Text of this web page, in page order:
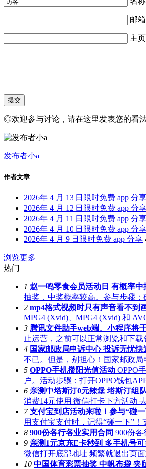
邮箱
主页
◎欢迎参与讨论，请在这里发表您的看法
发布者小a
作者文章
2026年 4 月 13 日限时免费 app 分享
2026年 4 月 12 日限时免费 app 分享
2026年 4 月 11 日限时免费 app 分享
2026年 4 月 10 日限时免费 app 分享
2026年 4 月 9 日限时免费 app 分享
浏览更多
热门
1 赵一鸣零食会员活动日 有概率
抽奖，中奖概率较高。参与步骤
2 mp4格式视频时只有声音看不到
MPG4 (Xvid)、MPG4 (Xvid) 和
3 腾讯文件助手web端、小程序将
止运营，之前可以正常浏览和下
4 国家邮政局申诉中心 投诉无忧快
不已。但是，别担心！国家邮政
5 OPPO手机攒阳光值活动 OPPO
户。活动步骤：打开OPPO钱包
6 亲测中塔斯汀0元辣堡 塔斯汀组
消费14元使用 微信打卡下方活动
7 支付宝到店活动来啦！参与“碰
用支付宝支付时，记得“碰一下”
8 900份各行各业实用合同 900份各
9 亲测1元京东E卡秒到 多手机号
微信打开底部地址 频繁就退出页
10 中国体育彩票抽奖 中帆布袋 夹